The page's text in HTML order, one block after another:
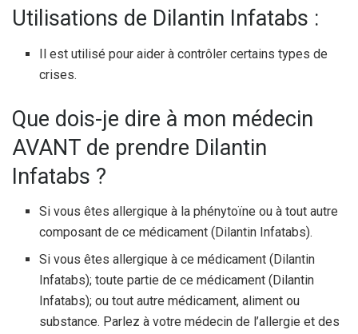
Utilisations de Dilantin Infatabs :
Il est utilisé pour aider à contrôler certains types de
crises.
Que dois-je dire à mon médecin
AVANT de prendre Dilantin
Infatabs ?
Si vous êtes allergique à la phénytoïne ou à tout autre
composant de ce médicament (Dilantin Infatabs).
Si vous êtes allergique à ce médicament (Dilantin
Infatabs); toute partie de ce médicament (Dilantin
Infatabs); ou tout autre médicament, aliment ou
substance. Parlez à votre médecin de l’allergie et des